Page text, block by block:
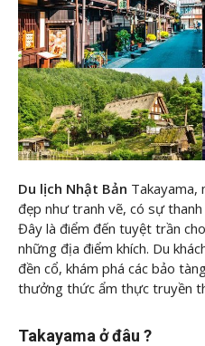
Du lịch Nhật Bản Takayama,
đẹp như tranh vẽ, có sự
Đây là điểm đến tuyệt trần
những địa điểm khích. Du
đền cổ, khám phá các bảo
thưởng thức ẩm thực truyền
Takayama ở đâu ?